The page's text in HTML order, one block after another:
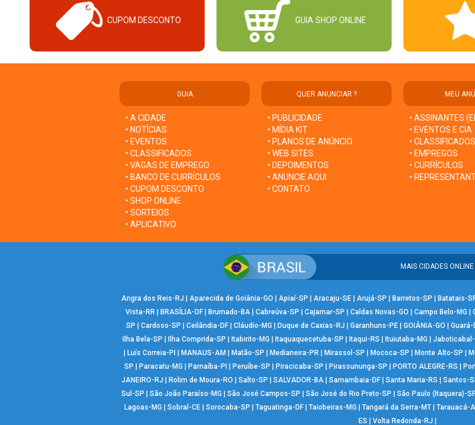
CUPOM DESCONTO GUIA SHOP ONLINE
GUIA
• A CIDADE
• NOTÍCIAS
• EVENTOS
• CLASSIFICADOS
• VAGAS DE EMPREGO
• BANCO DE CURRÍCULOS
• CUPOM DESCONTO
• SHOP ONLINE
• SORTEIOS
• APLICATIVO
QUER ANUNCIAR ?
• PUBLICIDADE
• MÍDIA KIT
• PLANOS DE ANÚNCIO
• WEB SITES
• DEPOIMENTOS
• ANUNCIE AQUI
• CONTATO
MEU
• ASSINANTES
• EVENTOS E CIA
• CLASSIFICADOS
• EMPREGOS
• CURRÍCULOS
•
MAIS CIDADES ONLINE
Angra dos Reis-RJ | Aparecida de Goiânia-GO | Apiaí-SP | Aracaju-SE| Arujá-SP | Barretos-SP | Batatais-
Vista-RR | BRASÍLIA-DF| Brumado-BA| Cabreúva-SP | Cajamar-SP | Caldas Novas-GO | Campo Belo-MG |
SP | Cardoso-SP | Ceilândia-DF | Cláudio-MG | Duque de Caxias-RJ | Garanhuns-PE | GOIÂNIA-GO | Guará-
Ilha Bela-SP | Ilha Comprida-SP | Itabirito-MG | Itaquaquecetuba-SP | Itaqui-RS | Ituiutaba-MG |
| Luís Correia-PI | MANAUS-AM | Matão-SP | Medianeira-PR | Mirassol-SP | Mococa-SP | Monte Alto-SP |
SP | Paracatu-MG | Parnaíba-PI | Peruíbe-SP | Piracicaba-SP | Pirassununga-SP | PORTO ALEGRE-RS |
JANEIRO-RJ | Rolim de Moura-RO | Salto-SP | SALVADOR-BA | Samambaia-DF | Santa Maria-RS | Santos-
Sul-SP | São João Paraíso-MG | São José Campos-SP | São José do Rio Preto-SP | São Paulo (Itaquera)-
Lagoas-MG | Sobral-CE| Sorocaba-SP | Taguatinga-DF| Taiobeiras-MG | Tangará da Serra-MT| Tarauacá-
ES | Volta Redonda-RJ |